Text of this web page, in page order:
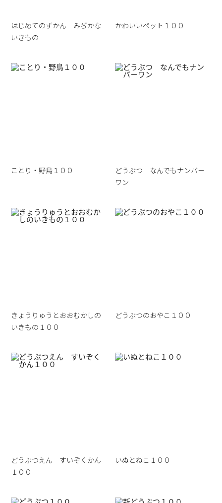
はじめてのずかん みぢかな
いきもの
かわいいペット１００
ことり・野鳥１００
どうぶつ なんでもナンバ－
ワン
きょうりゅうとおおむかしの
いきもの１００
どうぶつのおやこ１００
どうぶつえん すいぞくかん
１００
いぬとねこ１００